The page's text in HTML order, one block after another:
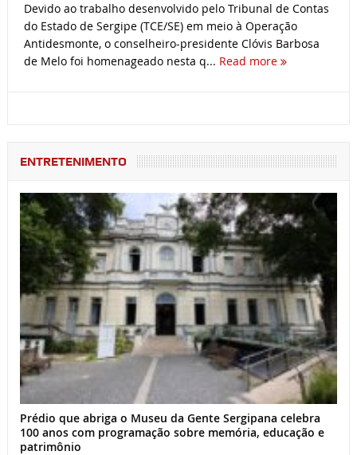
Devido ao trabalho desenvolvido pelo Tribunal de Contas
do Estado de Sergipe (TCE/SE) em meio à Operação
Antidesmonte, o conselheiro-presidente Clóvis Barbosa
de Melo foi homenageado nesta q... Read more
ENTRETENIMENTO
Prédio que abriga o Museu da Gente Sergipana celebra
100 anos com programação sobre memória, educação e
patrimônio